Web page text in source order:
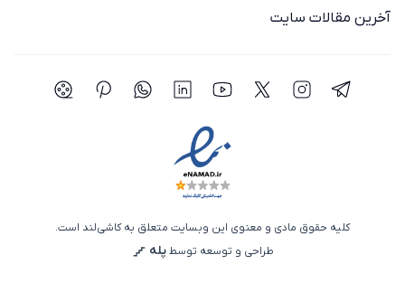
آخرین مقالات سایت
کلیه حقوق مادی و معنوی این وبسایت متعلق به کاشی‌لند است.
طراحی و توسعه توسطپله
شبکه اجتماعی تلگرام
شبکه اجتماعی اینستاگرام
شبکه اجتماعی توییتر(ایکس)
شبکه اجتماعی یوتیوب
شبکه اجتماعی لینکدین
شبکه اجتماعی واتساپ
شبکه اجتماعی
شبکه